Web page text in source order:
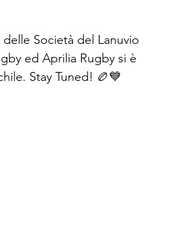
Società del Lanuvio
ed Aprilia Rugby si è
Stay Tuned! 🏉💙